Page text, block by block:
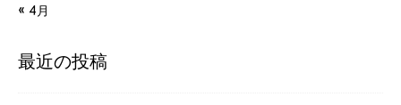
« 4月
最近の投稿